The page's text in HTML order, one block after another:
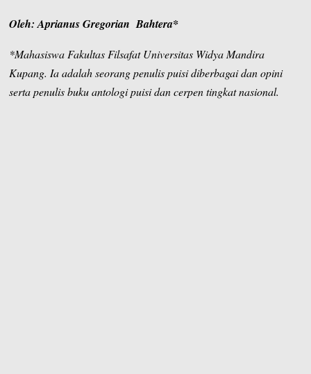
Oleh: Aprianus Gregorian Bahtera*
*Mahasiswa Fakultas Filsafat Universitas Widya Mandira
Kupang. Ia adalah seorang penulis puisi diberbagai dan opini
serta penulis buku antologi puisi dan cerpen tingkat nasional.